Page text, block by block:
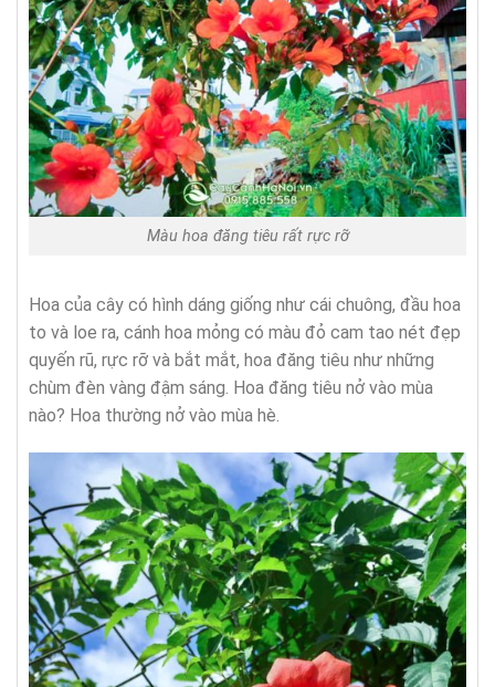
Màu hoa đăng tiêu rất rực rỡ
Hoa của cây có hình dáng giống như cái chuông, đầu hoa
to và loe ra, cánh hoa mỏng có màu đỏ cam tao nét đẹp
quyến rũ, rực rỡ và bắt mắt, hoa đăng tiêu như những
chùm đèn vàng đậm sáng. Hoa đăng tiêu nở vào mùa
nào? Hoa thường nở vào mùa hè.